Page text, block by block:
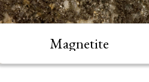
Magnetite